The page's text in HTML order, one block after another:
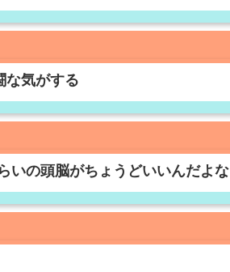
な気がする
いの頭脳がちょうどいいんだよな